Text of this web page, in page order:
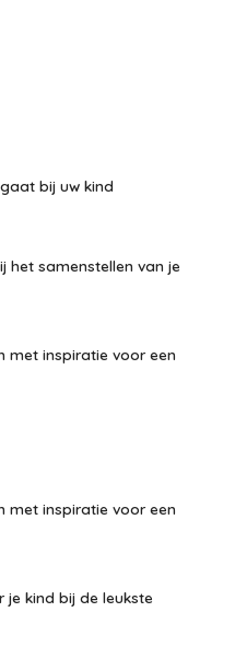
bij uw kind
het samenstellen van je
met inspiratie voor een
met inspiratie voor een
je kind bij de leukste